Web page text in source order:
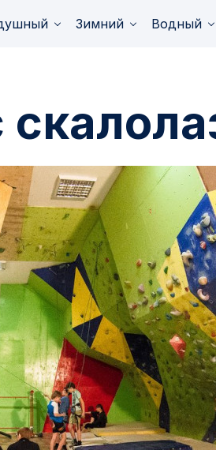
Зимний Водный